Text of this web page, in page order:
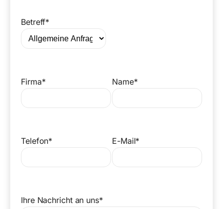
Betreff*
Firma* Name*
Telefon* E-Mail*
Ihre Nachricht an uns*